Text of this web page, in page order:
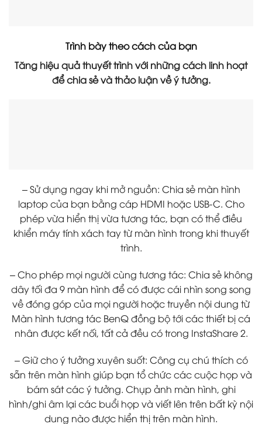
Trình bày theo cách của bạn
Tăng hiệu quả thuyết trình với những cách linh hoạt
để chia sẻ và thảo luận về ý tưởng.
– Sử dụng ngay khi mở nguồn: Chia sẻ màn hình
laptop của bạn bằng cáp HDMI hoặc USB-C. Cho
phép vừa hiển thị vừa tương tác, bạn có thể điều
khiển máy tính xách tay từ màn hình trong khi thuyết
trình.
– Cho phép mọi người cùng tương tác: Chia sẻ không
dây tối đa 9 màn hình để có được cái nhìn song song
về đóng góp của mọi người hoặc truyền nội dung từ
Màn hình tương tác BenQ đồng bộ tới các thiết bị cá
nhân được kết nối, tất cả đều có trong InstaShare 2.
– Giữ cho ý tưởng xuyên suốt: Công cụ chú thích có
sẵn trên màn hình giúp bạn tổ chức các cuộc họp và
bám sát các ý tưởng. Chụp ảnh màn hình, ghi
hình/ghi âm lại các buổi họp và viết lên trên bất kỳ nội
dung nào được hiển thị trên màn hình.